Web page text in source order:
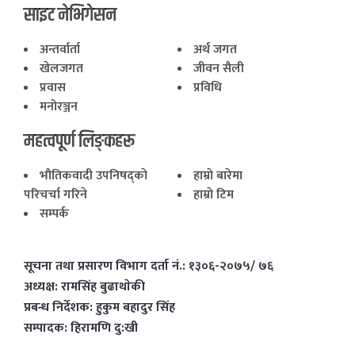
साइट नेभिगेसन
अन्तर्वार्ता
अर्थ जगत
खेलजगत
जीवन सैली
प्रवास
प्रविधि
मनोरञ्जन
महत्वपूर्ण लिङ्कहरू
भाैतिकवादी उपनिषद्काे
परिचर्चा गरिने
हाम्राे बारेमा
हाम्राे टिम
सम्पर्क
सूचना तथा प्रसारण विभाग दर्ता नं.: १३०६-२०७५/ ७६
अध्यक्ष: रामसिंह बुढाथाेकी
प्रबन्ध निर्देशक: हुकुम बहादुर सिंह
सम्पादक: हिरामणि दु:खी